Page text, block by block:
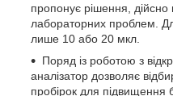
пропонує рішення, дійсно
лабораторних проблем.
лише 10 або 20 мкл.
Поряд із роботою з
аналізатор дозволяє
пробірок для підвищення